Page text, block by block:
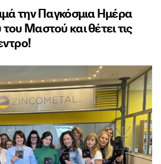
την Παγκόσμια Ημέρα
Μαστού και θέτει τις